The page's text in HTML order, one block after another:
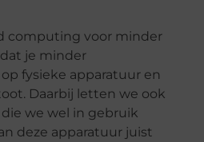
computing voor minder
je minder
fysieke apparatuur en
Daarbij letten we ook
we wel in gebruik
deze apparatuur juist